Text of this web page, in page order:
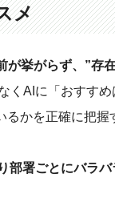
メ
が挙がらず、”存
くAIに「おすす
るかを正確に把
部署ごとにバラ